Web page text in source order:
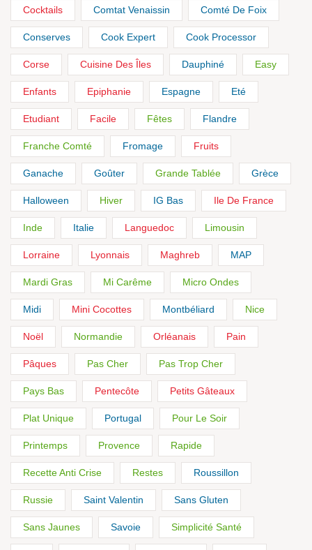
Cocktails Comtat Venaissin Comté De Foix
Conserves Cook Expert Cook Processor
Corse Cuisine Des Îles Dauphiné Easy
Enfants Epiphanie Espagne Eté
Etudiant Facile Fêtes Flandre
Franche Comté Fromage Fruits
Ganache Goûter Grande Tablée Grèce
Halloween Hiver IG Bas Ile De France
Inde Italie Languedoc Limousin
Lorraine Lyonnais Maghreb MAP
Mardi Gras Mi Carême Micro Ondes
Midi Mini Cocottes Montbéliard Nice
Noël Normandie Orléanais Pain
Pâques Pas Cher Pas Trop Cher
Pays Bas Pentecôte Petits Gâteaux
Plat Unique Portugal Pour Le Soir
Printemps Provence Rapide
Recette Anti Crise Restes Roussillon
Russie Saint Valentin Sans Gluten
Sans Jaunes Savoie Simplicité Santé